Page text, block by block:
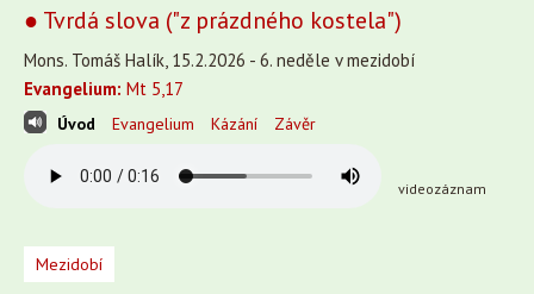
● Tvrdá slova ("z prázdného kostela")
Mons. Tomáš Halík, 15.2.2026 - 6. neděle v mezidobí
Evangelium: Mt 5,17
Úvod Evangelium Kázání Závěr
videozáznam
Mezidobí